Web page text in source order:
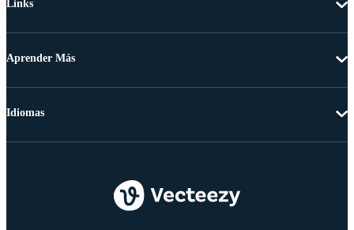
Links
Aprender Más
Idiomas